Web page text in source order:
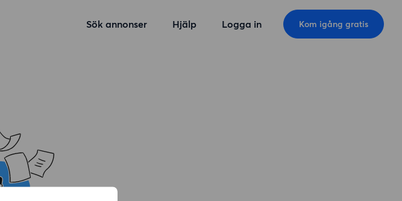
Sök annonser Hjälp Logga in Kom igång gratis